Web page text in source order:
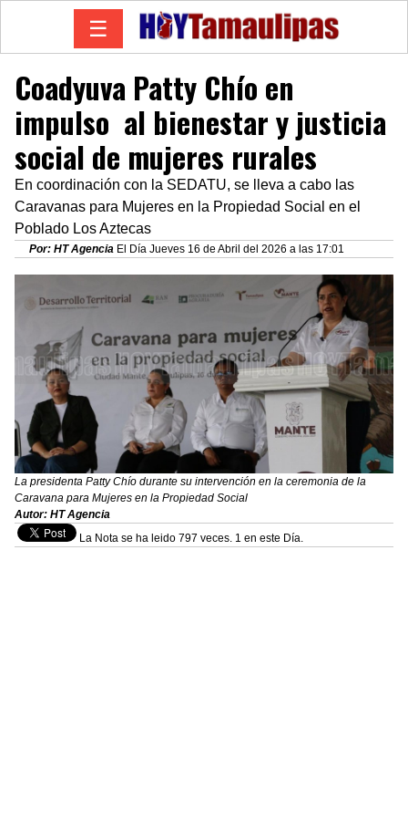
☰
Coadyuva Patty Chío en
impulso al bienestar y justicia
social de mujeres rurales
En coordinación con la SEDATU, se lleva a cabo las
Caravanas para Mujeres en la Propiedad Social en el
Poblado Los Aztecas
Por: HT Agencia El Día Jueves 16 de Abril del 2026 a las 17:01
La presidenta Patty Chío durante su intervención en la ceremonia de la
Caravana para Mujeres en la Propiedad Social
Autor: HT Agencia
La Nota se ha leido 797 veces. 1 en este Día.